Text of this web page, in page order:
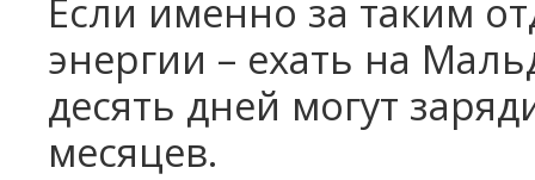
Если именно за таким
энергии – ехать на
десять дней могут
месяцев.